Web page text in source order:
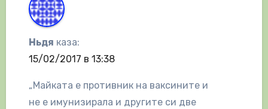
Ньдя каза:
15/02/2017 в 13:38
„Майката е противник на ваксините и
не е имунизирала и другите си две